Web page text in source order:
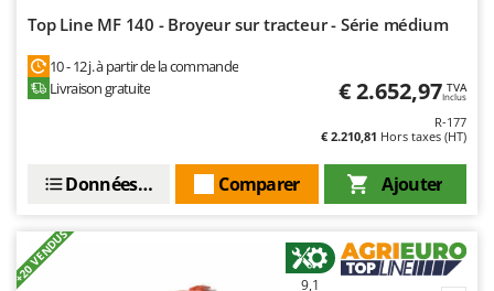
Top Line MF 140 - Broyeur sur tracteur - Série médium
10 - 12 j. à partir de la commande
Livraison gratuite
€ 2.652,97 TVA
Inclus
R-177
€ 2.210,81 Hors taxes (HT)
Ajouter
Comparer
Données techniques
+20 VENDUS 9,1